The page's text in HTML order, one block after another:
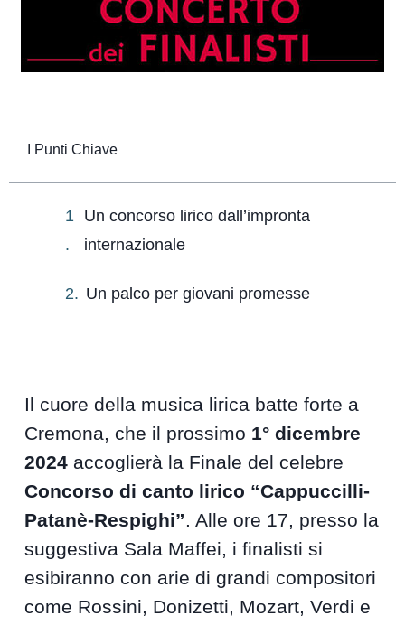
I Punti Chiave
Un concorso lirico dall’impronta
internazionale
Un palco per giovani promesse
Il cuore della musica lirica batte forte a
Cremona, che il prossimo 1° dicembre
2024 accoglierà la Finale del celebre
Concorso di canto lirico “Cappuccilli-
Patanè-Respighi”. Alle ore 17, presso la
suggestiva Sala Maffei, i finalisti si
esibiranno con arie di grandi compositori
come Rossini, Donizetti, Mozart, Verdi e